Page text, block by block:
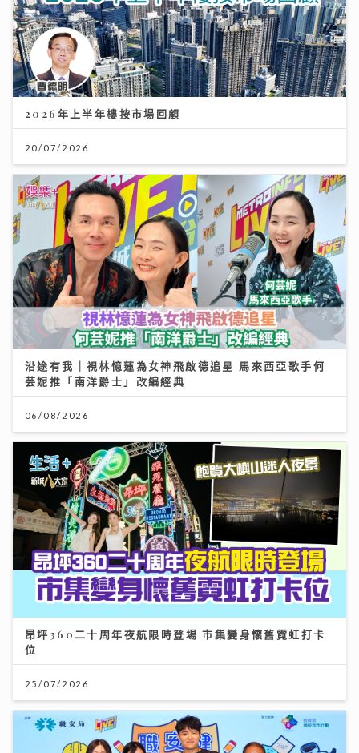
2026年上半年樓按市場回顧
20/07/2026
沿途有我｜視林憶蓮為女神飛啟德追星 馬來西亞歌手何
芸妮推「南洋爵士」改編經典
06/08/2026
昂坪360二十周年夜航限時登場 市集變身懷舊霓虹打卡
位
25/07/2026